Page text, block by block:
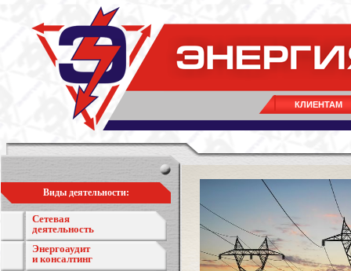
КЛИЕНТАМ
Виды деятельности:
Сетевая
деятельность
Энергоаудит
и консалтинг